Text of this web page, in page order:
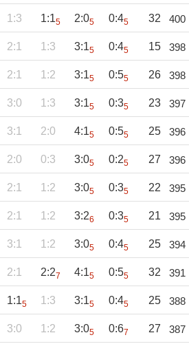
1:3 1:15 2:05 0:45 32 400
2:1 1:3 3:15 0:45 15 398
2:1 1:2 3:15 0:55 26 398
3:0 1:3 3:15 0:35 23 397
3:1 2:0 4:15 0:55 25 396
2:0 0:3 3:05 0:25 27 396
2:1 1:2 3:05 0:35 22 395
2:1 1:2 3:26 0:35 21 395
3:1 1:2 3:05 0:45 25 394
2:1 2:27 4:15 0:55 32 391
1:15 1:3 3:15 0:45 25 388
3:0 1:2 3:05 0:67 27 387